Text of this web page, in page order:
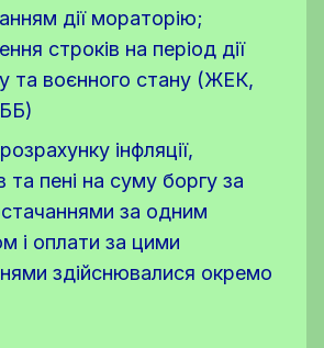
дії мораторію;
строків на період дії
та воєнного стану (ЖЕК,
інфляції,
та пені на суму боргу за
за одним
і оплати за цими
здійснювалися окремо